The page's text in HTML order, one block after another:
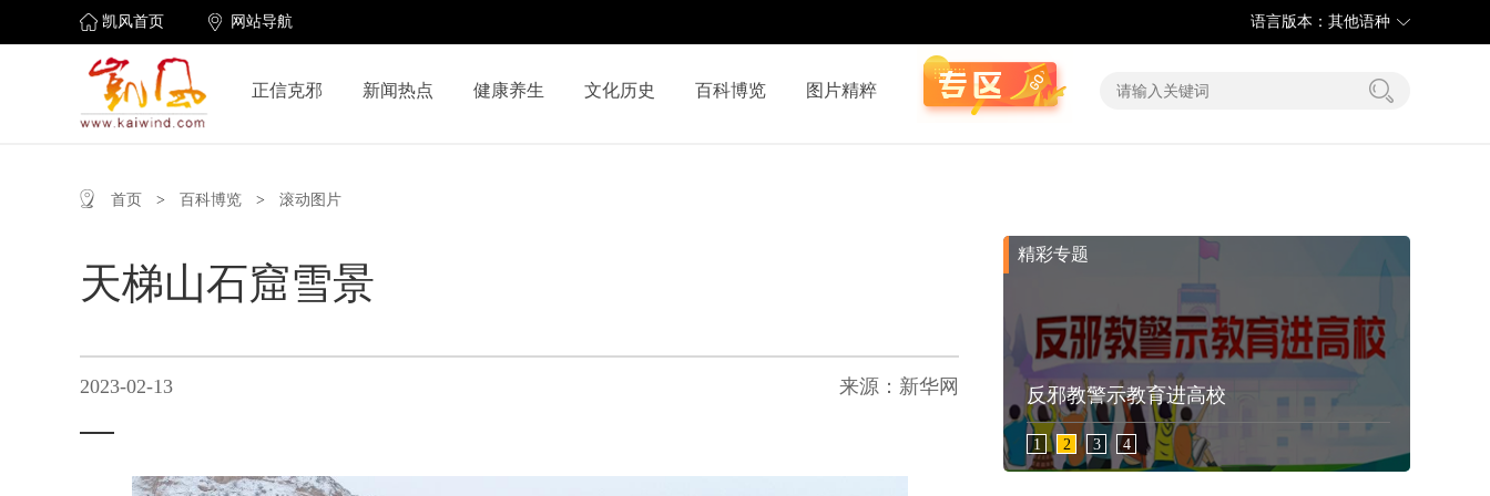
凯风首页 网站导航 语言版本：其他语种
正信克邪 新闻热点 健康养生 文化历史 百科博览 图片精粹
首页 > 百科博览 > 滚动图片
天梯山石窟雪景
2023-02-13 来源：新华网